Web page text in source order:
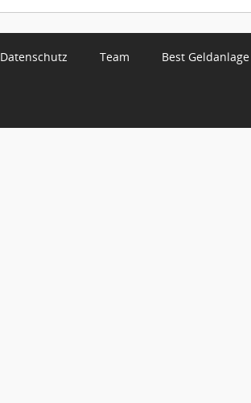
Datenschutz Team Best Geldanlage